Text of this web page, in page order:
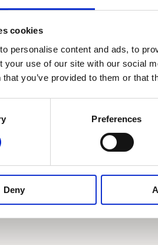
cookies
personalise content and ads, to
your use of our site with our social
you’ve provided to them or that
Preferences
Deny
kućni ljubimci
televizija Sef